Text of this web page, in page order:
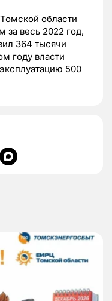
области
весь 2022 год,
364 тысячи
году власти
500